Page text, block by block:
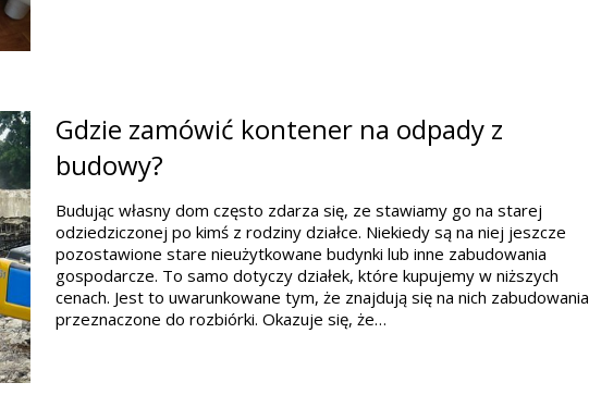
Gdzie zamówić kontener na odpady z
budowy?
Budując własny dom często zdarza się, ze stawiamy go na starej
odziedziczonej po kimś z rodziny działce. Niekiedy są na niej jeszcze
pozostawione stare nieużytkowane budynki lub inne zabudowania
gospodarcze. To samo dotyczy działek, które kupujemy w niższych
cenach. Jest to uwarunkowane tym, że znajdują się na nich zabudowania
przeznaczone do rozbiórki. Okazuje się, że…